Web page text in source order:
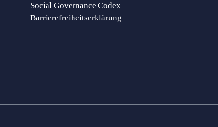
Social Governance Codex
Barrierefreiheitserklärung